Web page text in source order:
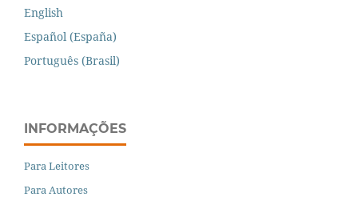
English
Español (España)
Português (Brasil)
INFORMAÇÕES
Para Leitores
Para Autores